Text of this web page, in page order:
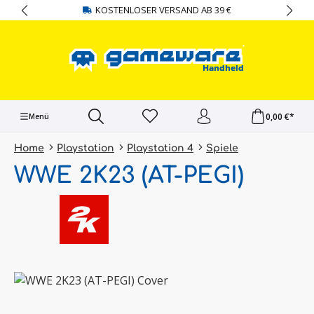
springen KOSTENLOSER VERSAND AB 39 €
Menü 0,00 €*
Home Playstation Playstation 4 Spiele
WWE 2K23 (AT-PEGI)
Bildergalerie überspringen